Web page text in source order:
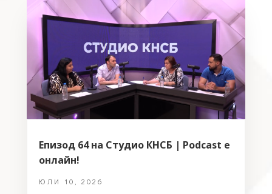
Епизод 64 на Студио КНСБ | Podcast е
онлайн!
ЮЛИ 10, 2026